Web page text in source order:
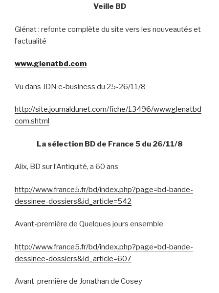
Veille BD
Glénat : refonte complète du site vers les nouveautés et
l’actualité
www.glenatbd.com
Vu dans JDN e-business du 25-26/11/8
http://site.journaldunet.com/fiche/13496/wwwglenatbd
com.shtml
La sélection BD de France 5 du 26/11/8
Alix, BD sur l’Antiquité, a 60 ans
http://www.france5.fr/bd/index.php?page=bd-bande-
dessinee-dossiers&id_article=542
Avant-première de Quelques jours ensemble
http://www.france5.fr/bd/index.php?page=bd-bande-
dessinee-dossiers&id_article=607
Avant-première de Jonathan de Cosey